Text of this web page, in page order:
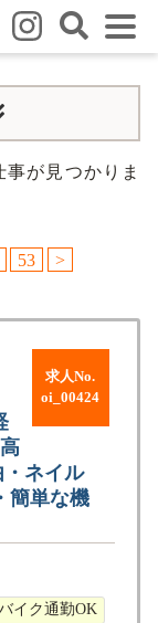
き方
eラーニング
事が見つかりま
53 >
求人No.
oi_00424
ネイル
簡単な機
イク通勤OK